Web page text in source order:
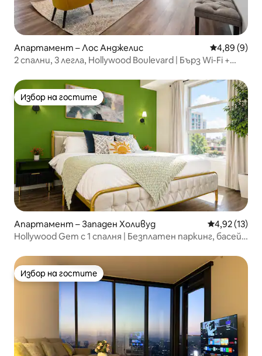
Апартамент – Лос Анджелис Средна
4,89 (9)
2 спални, 3 легла, Hollywood Boulevard | Бърз Wi-Fi +
Избор на гостите
Избор на гостите
Апартамент – Западен Холивуд Средна
4,92 (13)
Hollywood Gem с 1 спалня | Безплатен паркинг, басейн
Избор на гостите
Избор на гостите